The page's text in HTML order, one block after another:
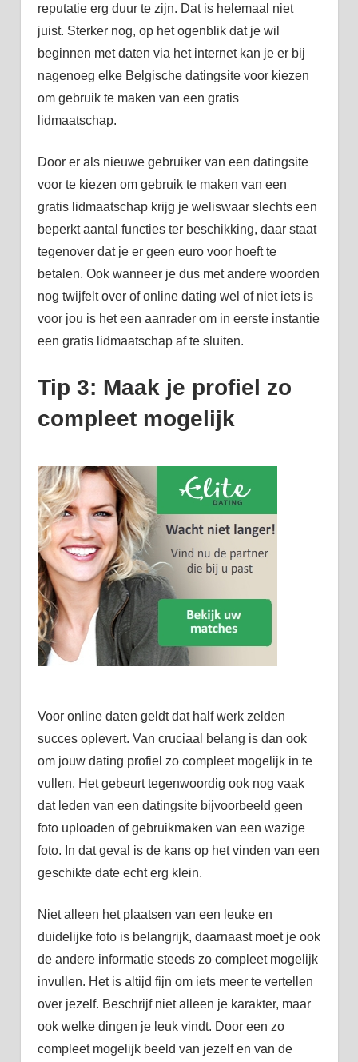
reputatie erg duur te zijn. Dat is helemaal niet
juist. Sterker nog, op het ogenblik dat je wil
beginnen met daten via het internet kan je er bij
nagenoeg elke Belgische datingsite voor kiezen
om gebruik te maken van een gratis
lidmaatschap.
Door er als nieuwe gebruiker van een datingsite
voor te kiezen om gebruik te maken van een
gratis lidmaatschap krijg je weliswaar slechts een
beperkt aantal functies ter beschikking, daar staat
tegenover dat je er geen euro voor hoeft te
betalen. Ook wanneer je dus met andere woorden
nog twijfelt over of online dating wel of niet iets is
voor jou is het een aanrader om in eerste instantie
een gratis lidmaatschap af te sluiten.
Tip 3: Maak je profiel zo
compleet mogelijk
Voor online daten geldt dat half werk zelden
succes oplevert. Van cruciaal belang is dan ook
om jouw dating profiel zo compleet mogelijk in te
vullen. Het gebeurt tegenwoordig ook nog vaak
dat leden van een datingsite bijvoorbeeld geen
foto uploaden of gebruikmaken van een wazige
foto. In dat geval is de kans op het vinden van een
geschikte date echt erg klein.
Niet alleen het plaatsen van een leuke en
duidelijke foto is belangrijk, daarnaast moet je ook
de andere informatie steeds zo compleet mogelijk
invullen. Het is altijd fijn om iets meer te vertellen
over jezelf. Beschrijf niet alleen je karakter, maar
ook welke dingen je leuk vindt. Door een zo
compleet mogelijk beeld van jezelf en van de